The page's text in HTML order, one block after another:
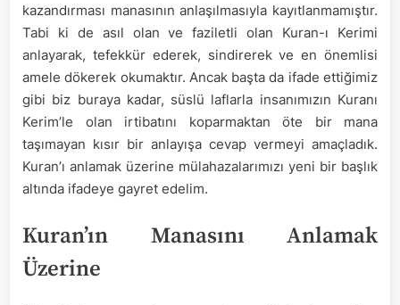
kazandırması manasının anlaşılmasıyla kayıtlanmamıştır.
Tabi ki de asıl olan ve faziletli olan Kuran-ı Kerimi
anlayarak, tefekkür ederek, sindirerek ve en önemlisi
amele dökerek okumaktır. Ancak başta da ifade ettiğimiz
gibi biz buraya kadar, süslü laflarla insanımızın Kuranı
Kerim’le olan irtibatını koparmaktan öte bir mana
taşımayan kısır bir anlayışa cevap vermeyi amaçladık.
Kuran’ı anlamak üzerine mülahazalarımızı yeni bir başlık
altında ifadeye gayret edelim.
Kuran’ın Manasını Anlamak
Üzerine